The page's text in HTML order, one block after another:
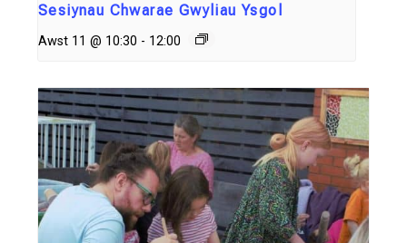
Sesiynau Chwarae Gwyliau Ysgol
Awst 11 @ 10:30 - 12:00